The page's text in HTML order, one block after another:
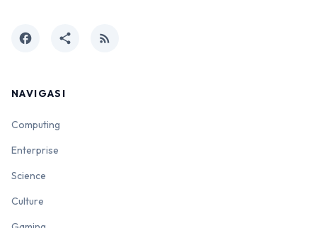
facebook share rss_feed
NAVIGASI
Computing
Enterprise
Science
Culture